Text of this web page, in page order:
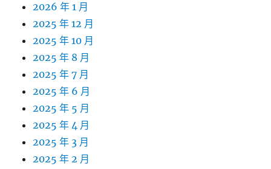
2026 年 1 月
2025 年 12 月
2025 年 10 月
2025 年 8 月
2025 年 7 月
2025 年 6 月
2025 年 5 月
2025 年 4 月
2025 年 3 月
2025 年 2 月